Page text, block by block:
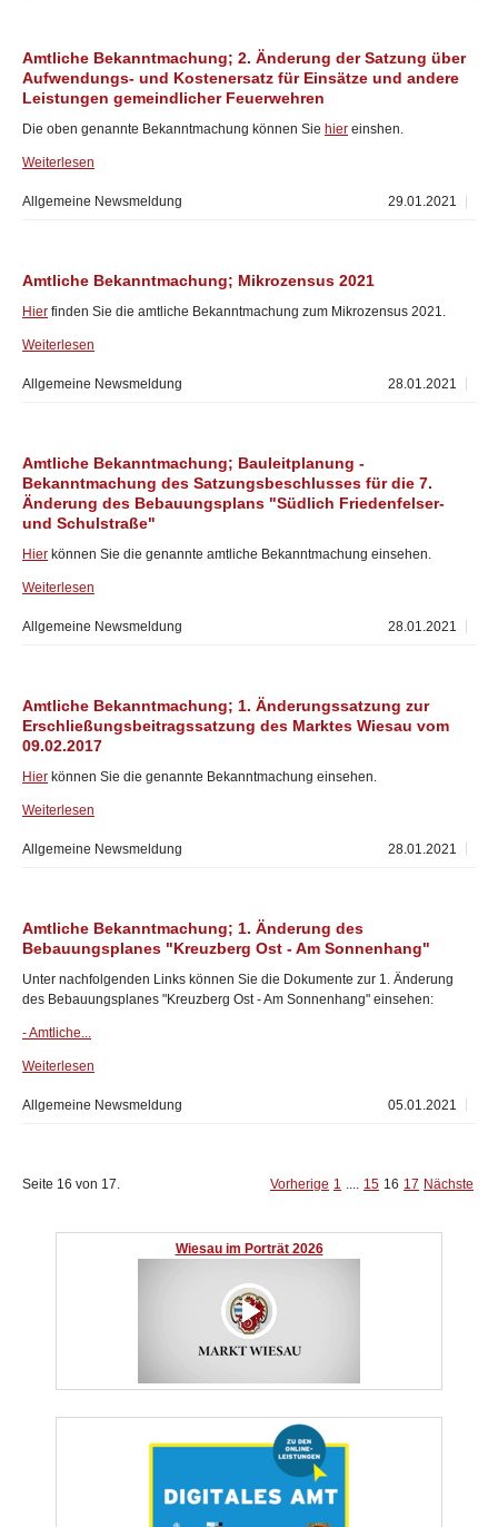
Amtliche Bekanntmachung; 2. Änderung der Satzung über
Aufwendungs- und Kostenersatz für Einsätze und andere
Leistungen gemeindlicher Feuerwehren
Die oben genannte Bekanntmachung können Sie hier einshen.
Weiterlesen
29.01.2021
Allgemeine Newsmeldung
Amtliche Bekanntmachung; Mikrozensus 2021
Hier finden Sie die amtliche Bekanntmachung zum Mikrozensus 2021.
Weiterlesen
28.01.2021
Allgemeine Newsmeldung
Amtliche Bekanntmachung; Bauleitplanung -
Bekanntmachung des Satzungsbeschlusses für die 7.
Änderung des Bebauungsplans "Südlich Friedenfelser-
und Schulstraße"
Hier können Sie die genannte amtliche Bekanntmachung einsehen.
Weiterlesen
28.01.2021
Allgemeine Newsmeldung
Amtliche Bekanntmachung; 1. Änderungssatzung zur
Erschließungsbeitragssatzung des Marktes Wiesau vom
09.02.2017
Hier können Sie die genannte Bekanntmachung einsehen.
Weiterlesen
28.01.2021
Allgemeine Newsmeldung
Amtliche Bekanntmachung; 1. Änderung des
Bebauungsplanes "Kreuzberg Ost - Am Sonnenhang"
Unter nachfolgenden Links können Sie die Dokumente zur 1. Änderung
des Bebauungsplanes "Kreuzberg Ost - Am Sonnenhang" einsehen:
- Amtliche...
Weiterlesen
05.01.2021
Allgemeine Newsmeldung
Seite 16 von 17. Vorherige 1 .... 15 16 17 Nächste
Wiesau im Porträt 2026